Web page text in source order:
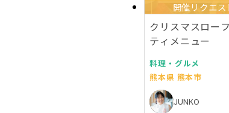
開催リクエ
クリスマスロー
ティメニュー
料理・グルメ
熊本県 熊本市
JUNKO